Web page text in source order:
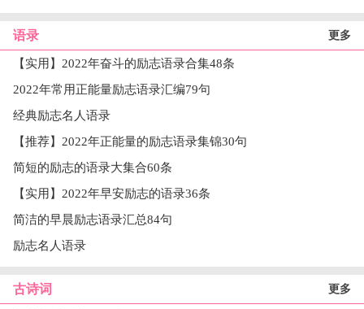
语录 更多
【实用】2022年奋斗的励志语录合集48条
2022年常用正能量励志语录汇编79句
经典励志名人语录
【推荐】2022年正能量的励志语录集锦30句
简短的励志的语录大集合60条
【实用】2022年早安励志的语录36条
简洁的早晨励志语录汇总84句
励志名人语录
古诗词 更多